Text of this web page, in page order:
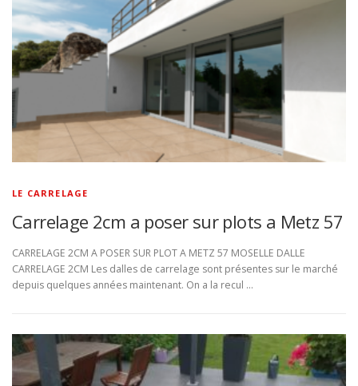
LE CARRELAGE
Carrelage 2cm a poser sur plots a Metz 57
CARRELAGE 2CM A POSER SUR PLOT A METZ 57 MOSELLE DALLE
CARRELAGE 2CM Les dalles de carrelage sont présentes sur le marché
depuis quelques années maintenant. On a la recul …